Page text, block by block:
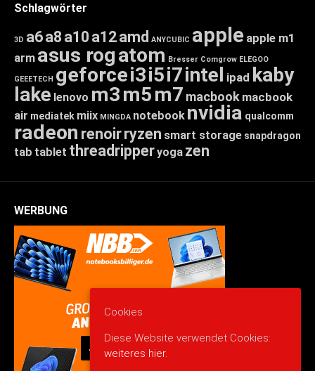
Schlagwörter
3D a6a8 a10 a12amd ANYCUBIC apple apple m1
arm asus rogatom Bresser Comgrow ELEGOO
GEEETECH geforcei3i5i7intel ipad kaby
lake lenovo m3m5m7 macbook macbook
air mediatek miix MINGDA notebook nvidia qualcomm
radeon renoirryzen smart storage snapdragon
tab tablet threadripperyoga zen
WERBUNG
Cookies
Diese Website verwendet Cookies:
weiteres hier.